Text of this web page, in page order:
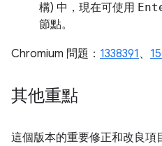
構) 中， 現在可使用
節點。
Chromium 問題： 1338391 、
其他重點
這個版本的重要修正和改良項